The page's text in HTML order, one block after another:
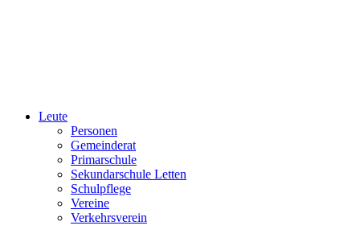
Leute
Personen
Gemeinderat
Primarschule
Sekundarschule Letten
Schulpflege
Vereine
Verkehrsverein